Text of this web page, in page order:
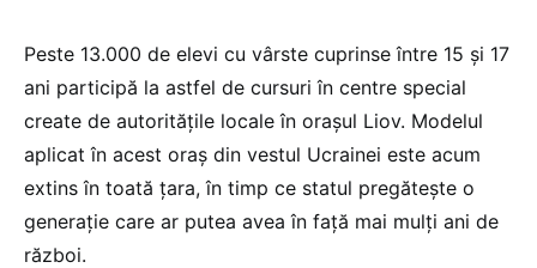
Peste 13.000 de elevi cu vârste cuprinse între 15 şi 17
ani participă la astfel de cursuri în centre special
create de autorităţile locale în oraşul Liov. Modelul
aplicat în acest oraş din vestul Ucrainei este acum
extins în toată ţara, în timp ce statul pregăteşte o
generaţie care ar putea avea în faţă mai mulţi ani de
război.